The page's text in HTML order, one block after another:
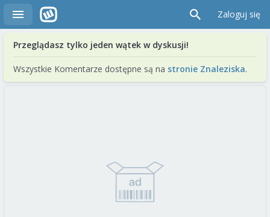
Zaloguj się
Przeglądasz tylko jeden wątek w dyskusji!
Wszystkie Komentarze dostępne są na stronie Znaleziska.